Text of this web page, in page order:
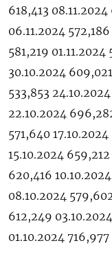
618,413
06.11.2024
581,219
30.10.2024
533,853
22.10.2024
571,640
15.10.2024
620,416
08.10.2024
612,249
01.10.2024